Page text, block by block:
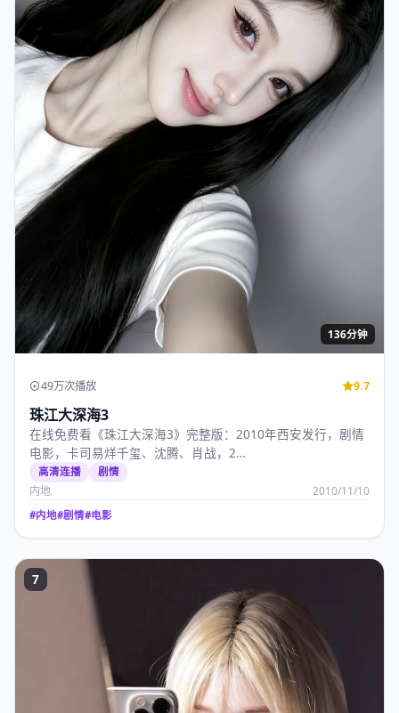
136分钟
49万次播放 9.7
珠江大深海3
在线免费看《珠江大深海3》完整版：2010年西安发行，剧情
电影，卡司易烊千玺、沈腾、肖战，2…
高清连播 剧情
内地 2010/11/10
#内地#剧情#电影
7